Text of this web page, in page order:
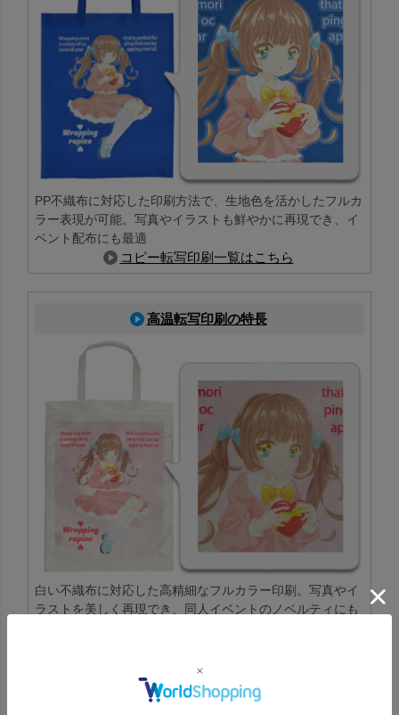
PP不織布に対応した印刷方法で、生地色を活かしたフルカ
ラー表現が可能。写真やイラストも鮮やかに再現でき、イ
ベント配布にも最適
コピー転写印刷一覧はこちら
高温転写印刷の特長
白い不織布に対応した高精細なフルカラー印刷。写真やイ
ラストを美しく再現でき、同人イベントのノベルティにも